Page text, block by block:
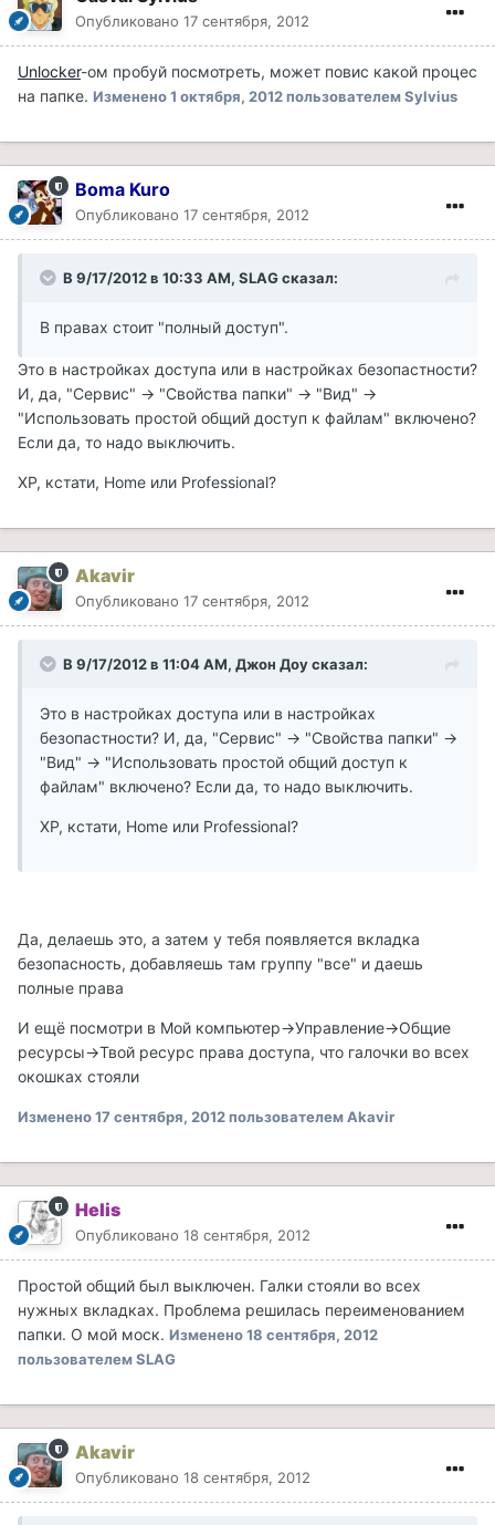
Опубликовано 17 сентября, 2012
Unlocker-ом пробуй посмотреть, может повис какой процес
на папке. Изменено1 октября, 2012пользователем Sylvius
Boma Kuro
Опубликовано 17 сентября, 2012
В 9/17/2012 в 10:33 AM, SLAG сказал:
В правах стоит "полный доступ".
Это в настройках доступа или в настройках безопастности?
И, да, "Сервис" -> "Свойства папки" -> "Вид" ->
"Использовать простой общий доступ к файлам" включено?
Если да, то надо выключить.
XP, кстати, Home или Professional?
Akavir
Опубликовано 17 сентября, 2012
В 9/17/2012 в 11:04 AM, Джон Доу сказал:
Это в настройках доступа или в настройках
безопастности? И, да, "Сервис" -> "Свойства папки" ->
"Вид" -> "Использовать простой общий доступ к
файлам" включено? Если да, то надо выключить.
XP, кстати, Home или Professional?
Да, делаешь это, а затем у тебя появляется вкладка
безопасность, добавляешь там группу "все" и даешь
полные права
И ещё посмотри в Мой компьютер->Управление->Общие
ресурсы->Твой ресурс права доступа, что галочки во всех
окошках стояли
Изменено17 сентября, 2012пользователем Akavir
Helis
Опубликовано 18 сентября, 2012
Простой общий был выключен. Галки стояли во всех
нужных вкладках. Проблема решилась переименованием
папки. О мой моск. Изменено18 сентября, 2012
пользователем SLAG
Akavir
Опубликовано 18 сентября, 2012